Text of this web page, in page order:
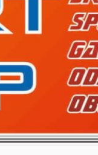
piłkarskie